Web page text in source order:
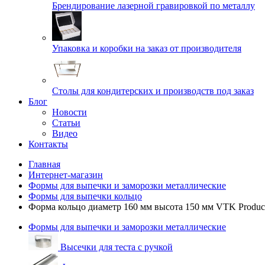
Брендирование лазерной гравировкой по металлу
Упаковка и коробки на заказ от производителя
Cтолы для кондитерских и производств под заказ
Блог
Новости
Статьи
Видео
Контакты
Главная
Интернет-магазин
Формы для выпечки и заморозки металлические
Формы для выпечки кольцо
Форма кольцо диаметр 160 мм высота 150 мм VTK
Формы для выпечки и заморозки металлические
Высечки для теста с ручкой